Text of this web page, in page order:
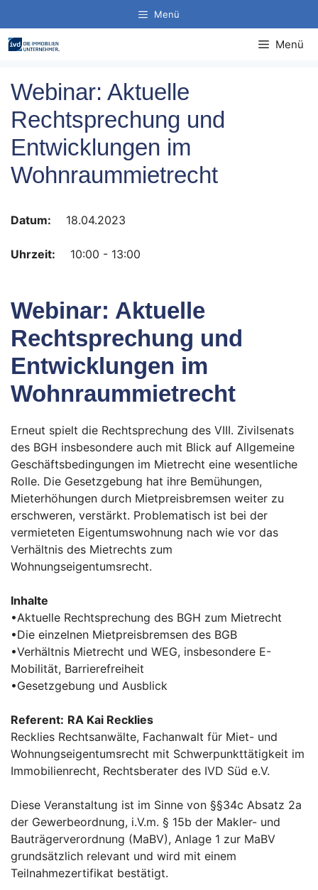
Inhalt
springen
Menü
Menü
Webinar: Aktuelle
Rechtsprechung und
Entwicklungen im
Wohnraummietrecht
Datum: 18.04.2023
Uhrzeit: 10:00 - 13:00
Webinar: Aktuelle
Rechtsprechung und
Entwicklungen im
Wohnraummietrecht
Erneut spielt die Rechtsprechung des VIII. Zivilsenats
des BGH insbesondere auch mit Blick auf Allgemeine
Geschäftsbedingungen im Mietrecht eine wesentliche
Rolle. Die Gesetzgebung hat ihre Bemühungen,
Mieterhöhungen durch Mietpreisbremsen weiter zu
erschweren, verstärkt. Problematisch ist bei der
vermieteten Eigentumswohnung nach wie vor das
Verhältnis des Mietrechts zum
Wohnungseigentumsrecht.
Inhalte
•Aktuelle Rechtsprechung des BGH zum Mietrecht
•Die einzelnen Mietpreisbremsen des BGB
•Verhältnis Mietrecht und WEG, insbesondere E-
Mobilität, Barrierefreiheit
•Gesetzgebung und Ausblick
Referent: RA Kai Recklies
Recklies Rechtsanwälte, Fachanwalt für Miet- und
Wohnungseigentumsrecht mit Schwerpunkttätigkeit im
Immobilienrecht, Rechtsberater des IVD Süd e.V.
Diese Veranstaltung ist im Sinne von §§34c Absatz 2a
der Gewerbeordnung, i.V.m. § 15b der Makler- und
Bauträgerverordnung (MaBV), Anlage 1 zur MaBV
grundsätzlich relevant und wird mit einem
Teilnahmezertifikat bestätigt.